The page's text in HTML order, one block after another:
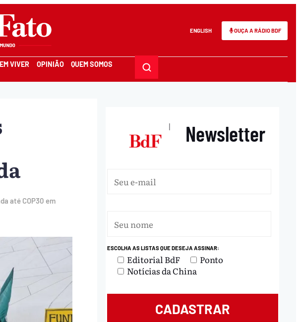
ENGLISH OUÇA A RÁDIO BDF
VIVER OPINIÃO QUEM SOMOS
até COP30 em
| Newsletter
ESCOLHA AS LISTAS QUE DESEJA ASSINAR:
Editorial BdF
Ponto
Notícias da China